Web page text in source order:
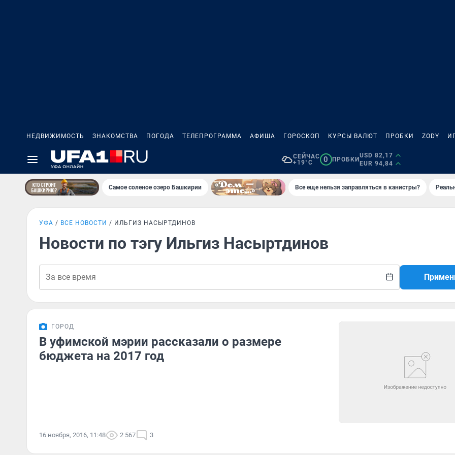
НЕДВИЖИМОСТЬ ЗНАКОМСТВА ПОГОДА ТЕЛЕПРОГРАММА АФИША ГОРОСКОП КУРСЫ ВАЛЮТ ПРОБКИ ZODY
СЕЙЧАС
+19°C
0 ПРОБКИ
USD 82,17
EUR 94,84
Самое соленое озеро Башкирии Все еще нельзя заправляться в канистры?
УФА ВСЕ НОВОСТИ ИЛЬГИЗ НАСЫРТДИНОВ
Новости по тэгу Ильгиз Насыртдинов
ГОРОД
В уфимской мэрии рассказали о размере
бюджета на 2017 год
16 ноября, 2016, 11:48 2 567 3